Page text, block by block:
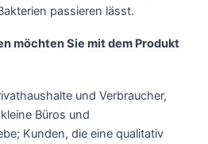
passieren lässt.
möchten Sie mit dem Produkt
und Verbraucher,
Büros und
Kunden, die eine qualitativ